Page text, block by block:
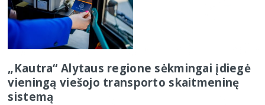
„Kautra“ Alytaus regione sėkmingai įdiegė
vieningą viešojo transporto skaitmeninę
sistemą